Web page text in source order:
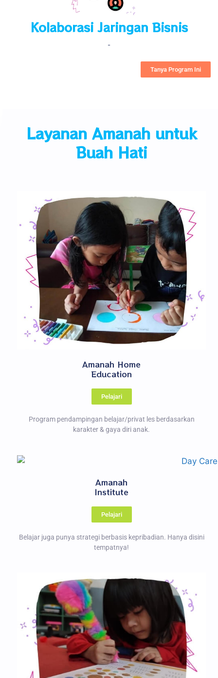
Kolaborasi Jaringan Bisnis
-
Tanya Program Ini
Layanan Amanah untuk
Buah Hati
Amanah Home
Education
Pelajari
Program pendampingan belajar/privat les berdasarkan
karakter & gaya diri anak.
Amanah
Institute
Pelajari
Belajar juga punya strategi berbasis kepribadian. Hanya disini
tempatnya!